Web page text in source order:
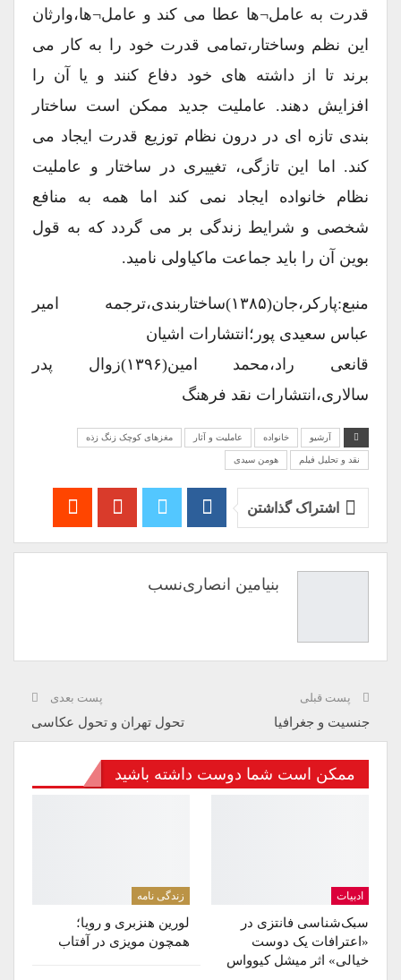
قدرت به عامل¬ها عطا می کند و عامل¬ها،وارثان
این نظم وساختار،تمامی قدرت خود را به کار می
برند تا از داشته های خود دفاع کنند و یا آن را
افزایش دهند. عاملیت جدید ممکن است ساختار
بندی تازه ای در درون نظام توزیع قدرت ایجاد می
کند. اما این تازگی، تغییری در ساختار و عاملیت
نظام خانواده ایجاد نمی کند اما همه به منافع
شخصی و شرایط زندگی بر می گردد که به قول
بوین آن را باید جماعت ماکیاولی نامید.
منبع:پارکر،جان(۱۳۸۵)ساختاربندی،ترجمه امیر
عباس سعیدی پور؛انتشارات اشیان
قانعی راد،محمد امین(۱۳۹۶)زوال پدر
سالاری،انتشارات نقد فرهنگ
آرشیو خانواده عاملیت و آثار مغزهای کوچک زنگ زذه
نقد و تحلیل فیلم هومن سیدی
اشتراک گذاشتن
بنیامین انصاری‌نسب
پست قبلی
جنسیت و جغرافیا
پست بعدی
تحول تهران و تحول عکاسی
ممکن است شما دوست داشته باشید
ادبیات
سبک‌شناسی فانتزی در
«اعترافات یک دوست
خیالی» اثر میشل کیوواس
زندگی نامه
لورین هنزبری و رویا؛
همچون مویزی در آفتاب